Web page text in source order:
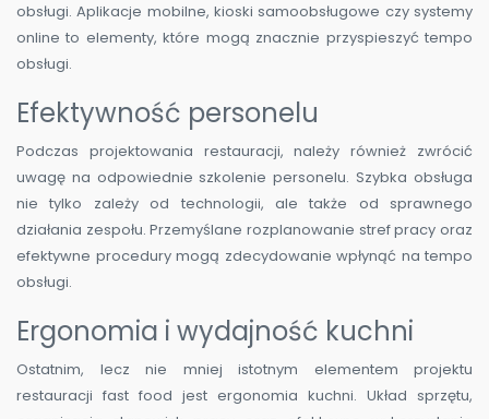
obsługi. Aplikacje mobilne, kioski samoobsługowe czy systemy
online to elementy, które mogą znacznie przyspieszyć tempo
obsługi.
Efektywność personelu
Podczas projektowania restauracji, należy również zwrócić
uwagę na odpowiednie szkolenie personelu. Szybka obsługa
nie tylko zależy od technologii, ale także od sprawnego
działania zespołu. Przemyślane rozplanowanie stref pracy oraz
efektywne procedury mogą zdecydowanie wpłynąć na tempo
obsługi.
Ergonomia i wydajność kuchni
Ostatnim, lecz nie mniej istotnym elementem projektu
restauracji fast food jest ergonomia kuchni. Układ sprzętu,